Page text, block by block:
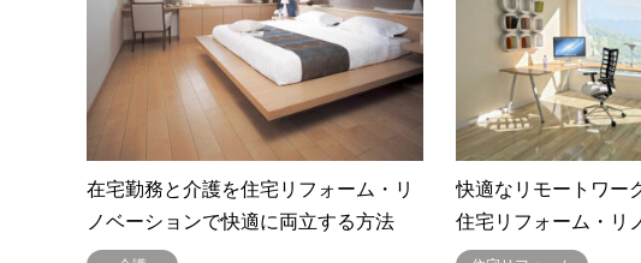
在宅勤務と介護を住宅リフォーム・リ
ノベーションで快適に両立する方法
快適なリモートワー
住宅リフォーム・リ